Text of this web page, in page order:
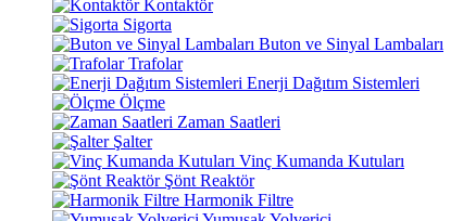
Kontaktör
Sigorta
Buton ve Sinyal Lambaları
Trafolar
Enerji Dağıtım Sistemleri
Ölçme
Zaman Saatleri
Şalter
Vinç Kumanda Kutuları
Şönt Reaktör
Harmonik Filtre